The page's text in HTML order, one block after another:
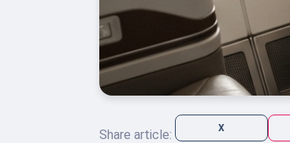
Share article: X